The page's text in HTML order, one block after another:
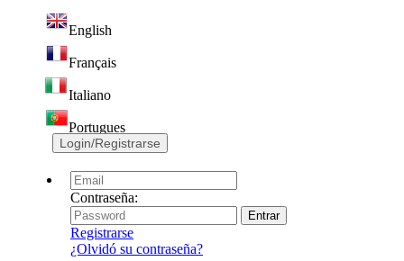
English
Français
Italiano
Portugues
Login/Registrarse
Contraseña:
Registrarse
¿Olvidó su contraseña?